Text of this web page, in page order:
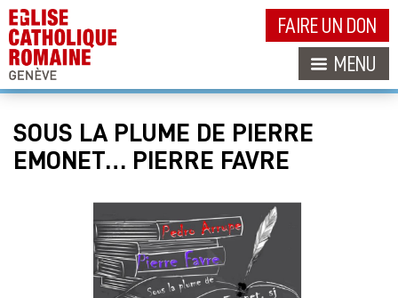
FAIRE UN DON
MENU
SOUS LA PLUME DE PIERRE
EMONET… PIERRE FAVRE